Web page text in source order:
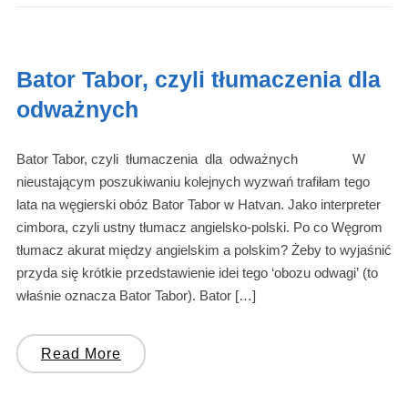
Bator Tabor, czyli tłumaczenia dla
odważnych
Bator Tabor, czyli tłumaczenia dla odważnych W
nieustającym poszukiwaniu kolejnych wyzwań trafiłam tego
lata na węgierski obóz Bator Tabor w Hatvan. Jako interpreter
cimbora, czyli ustny tłumacz angielsko-polski. Po co Węgrom
tłumacz akurat między angielskim a polskim? Żeby to wyjaśnić
przyda się krótkie przedstawienie idei tego ‘obozu odwagi’ (to
właśnie oznacza Bator Tabor). Bator […]
Read More